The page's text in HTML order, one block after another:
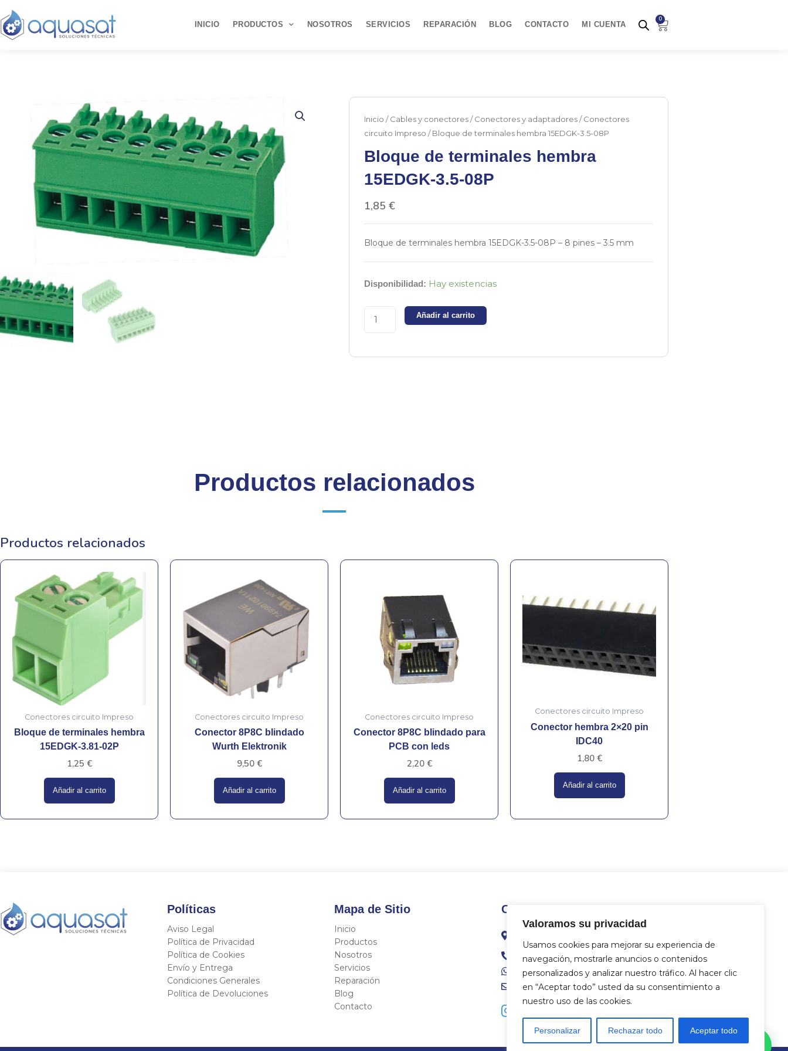
Valoramos su privacidad
Usamos cookies para mejorar su experiencia de
navegación, mostrarle anuncios o contenidos
personalizados y analizar nuestro tráfico. Al hacer clic
en “Aceptar todo” usted da su consentimiento a
nuestro uso de las cookies.
Personalizar Rechazar todo Aceptar todo
al
contenido
INICIO PRODUCTOS NOSOTROS SERVICIOS REPARACIÓN BLOG CONTACTO MI CUENTA
0
Carrito
Inicio /Cables y conectores/Conectores y adaptadores/Conectores
circuito Impreso / Bloque de terminales hembra 15EDGK-3.5-08P
Bloque de terminales hembra
15EDGK-3.5-08P
1,85 €
Bloque de terminales hembra 15EDGK-3.5-08P – 8 pines – 3.5 mm
Disponibilidad: Hay existencias
Bloque
terminales
hembra
15EDGK-
Añadir al carrito
Productos relacionados
Productos relacionados
Conectores circuito Impreso
Bloque de terminales hembra
15EDGK-3.81-02P
1,25 €
Añadir al carrito
Conectores circuito Impreso
Conector 8P8C blindado
Wurth Elektronik
9,50 €
Añadir al carrito
Conectores circuito Impreso
Conector 8P8C blindado para
PCB con leds
2,20 €
Añadir al carrito
Conectores circuito Impreso
Conector hembra 2×20 pin
IDC40
1,80 €
Añadir al carrito
Políticas
Aviso Legal
Política de Privacidad
Política de Cookies
Envío y Entrega
Condiciones Generales
Política de Devoluciones
Mapa de Sitio
Inicio
Productos
Nosotros
Servicios
Reparación
Blog
Contacto
Contacto
C/ Miguel Hernández 12, 46717 - La
Font d’En Carròs (Valencia)
962 833 821
684 712 329
info@aquasat.es